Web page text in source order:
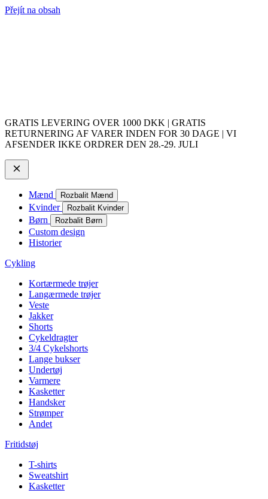
Přejít na obsah
GRATIS LEVERING OVER 1000 DKK | GRATIS
RETURNERING AF VARER INDEN FOR 30 DAGE | VI
AFSENDER IKKE ORDRER DEN 28.-29. JULI
Mænd Rozbalit Mænd
Kvinder Rozbalit Kvinder
Børn Rozbalit Børn
Custom design
Historier
Cykling
Kortærmede trøjer
Langærmede trøjer
Veste
Jakker
Shorts
Cykeldragter
3/4 Cykelshorts
Lange bukser
Undertøj
Varmere
Kasketter
Handsker
Strømper
Andet
Fritidstøj
T-shirts
Sweatshirt
Kasketter